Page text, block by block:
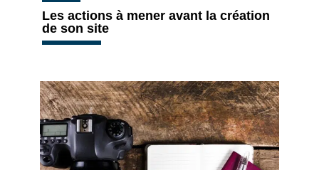
Les actions à mener avant la création
de son site